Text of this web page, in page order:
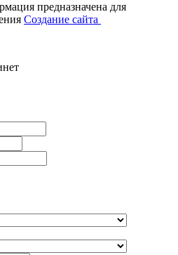
предназначена для
Создание сайта